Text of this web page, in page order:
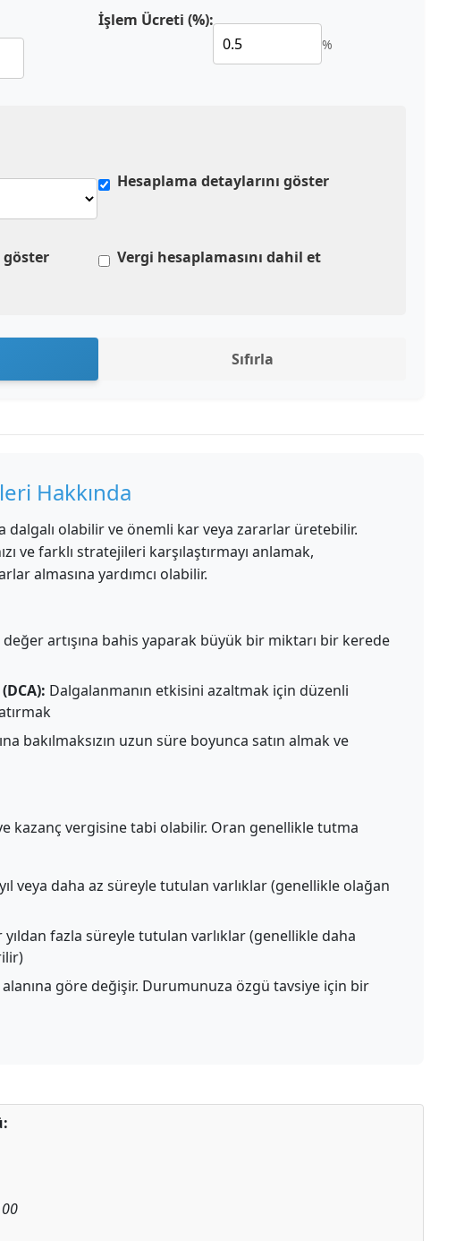
İşlem Ücreti (%):
%
Hesaplama detaylarını göster
Vergi hesaplamasını dahil et
Sıfırla
Hakkında
dalgalı olabilir ve önemli kar veya zararlar üretebilir.
ve farklı stratejileri karşılaştırmayı anlamak,
almasına yardımcı olabilir.
artışına bahis yaparak büyük bir miktarı bir kerede
Dalgalanmanın etkisini azaltmak için düzenli
bakılmaksızın uzun süre boyunca satın almak ve
kazanç vergisine tabi olabilir. Oran genellikle tutma
veya daha az süreyle tutulan varlıklar (genellikle olağan
yıldan fazla süreyle tutulan varlıklar (genellikle daha
göre değişir. Durumunuza özgü tavsiye için bir